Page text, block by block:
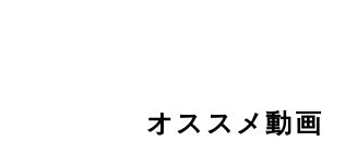
オススメ動画